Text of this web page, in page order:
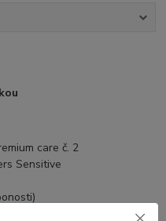
care č. 2
Sensitive